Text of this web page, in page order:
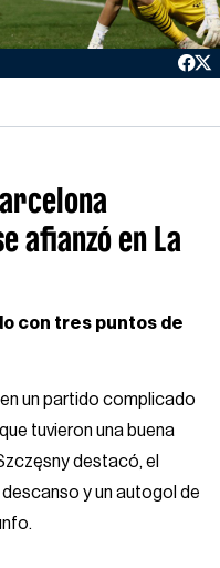
afianzó en La
con tres puntos de
un partido complicado
tuvieron una buena
destacó, el
y un autogol de